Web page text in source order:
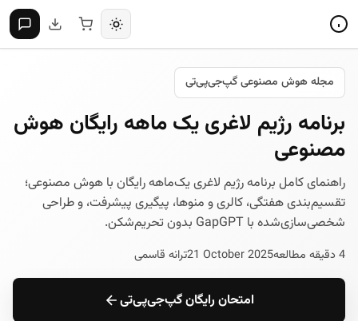
مجله هوش مصنوعی گپ‌جی‌پی‌تی
برنامه رژیم لاغری یک ماهه رایگان هوش
مصنوعی
راهنمای کامل برنامه رژیم لاغری یک‌ماهه رایگان با هوش مصنوعی؛
تقسیم‌بندی هفتگی، کالری و منوها، پیگیری پیشرفت، و طراحی
شخصی‌سازی‌شده با GapGPT بدون تحریم‌شکن.
4 دقیقه مطالعه 21 October 2025ترانه قاسمی
امتحان رایگان گپ‌جی‌پی‌تی